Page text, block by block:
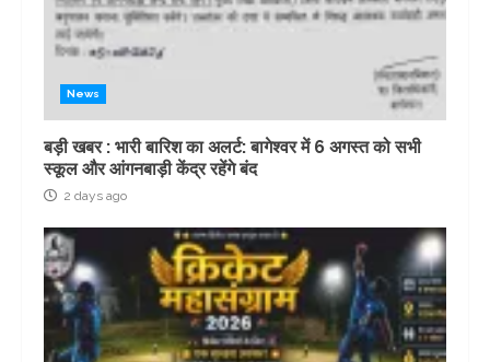
News
बड़ी खबर : भारी बारिश का अलर्ट: बागेश्वर में 6 अगस्त को सभी
स्कूल और आंगनबाड़ी केंद्र रहेंगे बंद
2 days ago